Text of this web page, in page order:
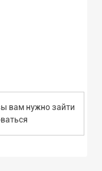
вам нужно зайти